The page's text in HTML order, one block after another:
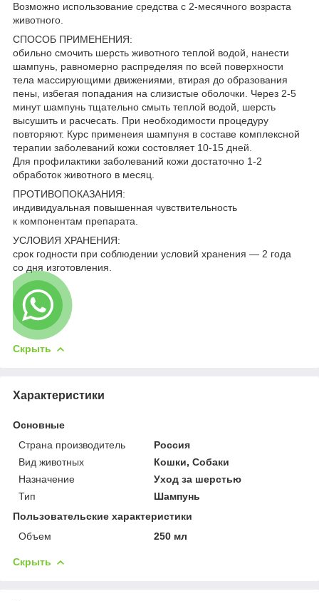
Возможно использование средства с 2-месячного возраста
животного.
СПОСОБ ПРИМЕНЕНИЯ:
обильно смочить шерсть животного теплой водой, нанести
шампунь, равномерно распределяя по всей поверхности
тела массирующими движениями, втирая до образования
пены, избегая попадания на слизистые оболочки. Через 2-5
минут шампунь тщательно смыть теплой водой, шерсть
высушить и расчесать. При необходимости процедуру
повторяют. Курс применеия шампуня в составе комплексной
терапии заболеваний кожи состовляет 10-15 дней.
Для профилактики заболеваний кожи достаточно 1-2
обработок животного в месяц.
ПРОТИВОПОКАЗАНИЯ:
индивидуальная повышенная чувствительность
к компонентам препарата.
УСЛОВИЯ ХРАНЕНИЯ:
срок годности при соблюдении условий хранения — 2 года
со дня изготовления.
Скрыть
Характеристики
Основные
Страна производитель
Россия
Вид животных
Кошки, Собаки
Назначение
Уход за шерстью
Тип
Шампунь
Пользовательские характеристики
Объем
250 мл
Скрыть